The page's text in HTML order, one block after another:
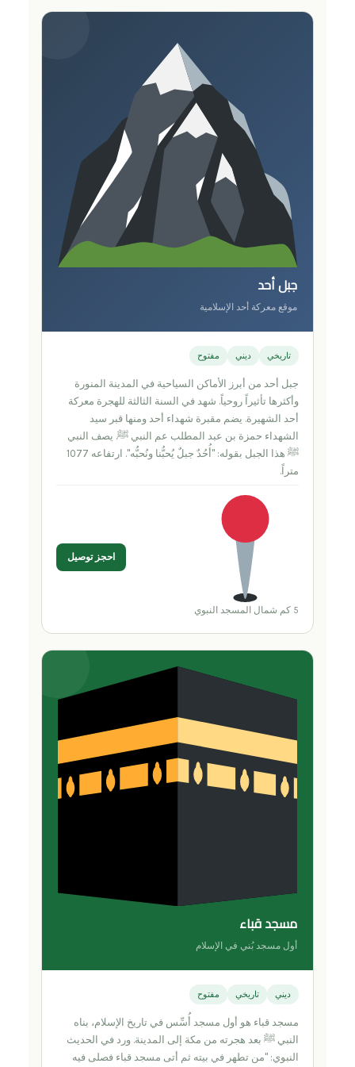
جبل أحد
موقع معركة أحد الإسلامية
تاريخي ديني مفتوح
جبل أحد من أبرز الأماكن السياحية في المدينة المنورة
وأكثرها تأثيراً روحياً. شهد في السنة الثالثة للهجرة معركة
أحد الشهيرة. يضم مقبرة شهداء أحد ومنها قبر سيد
الشهداء حمزة بن عبد المطلب عم النبي ﷺ. يصف النبي
ﷺ هذا الجبل بقوله: "أُحُدٌ جبلٌ يُحبُّنا ونُحبُّه". ارتفاعه 1077
متراً.
5 كم شمال المسجد النبوي
احجز توصيل
مسجد قباء
أول مسجد بُني في الإسلام
ديني تاريخي مفتوح
مسجد قباء هو أول مسجد أُسِّس في تاريخ الإسلام، بناه
النبي ﷺ بعد هجرته من مكة إلى المدينة. ورد في الحديث
النبوي: "من تطهر في بيته ثم أتى مسجد قباء فصلى فيه